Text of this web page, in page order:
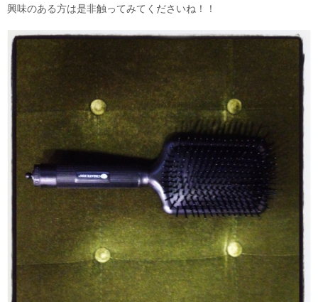
興味のある方は是非触ってみてくださいね！！